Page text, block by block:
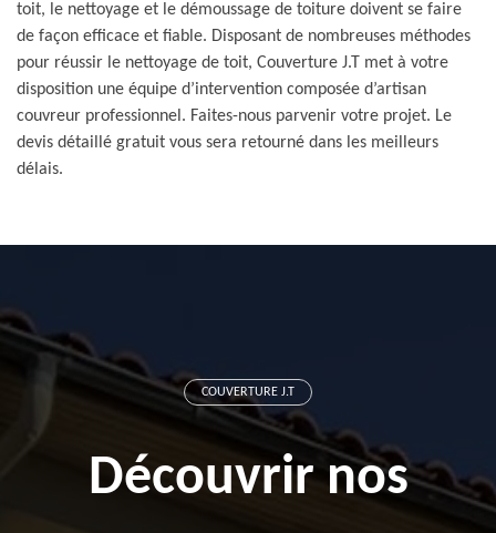
toit, le nettoyage et le démoussage de toiture doivent se faire
de façon efficace et fiable. Disposant de nombreuses méthodes
pour réussir le nettoyage de toit, Couverture J.T met à votre
disposition une équipe d’intervention composée d’artisan
couvreur professionnel. Faites-nous parvenir votre projet. Le
devis détaillé gratuit vous sera retourné dans les meilleurs
délais.
COUVERTURE J.T
Découvrir nos